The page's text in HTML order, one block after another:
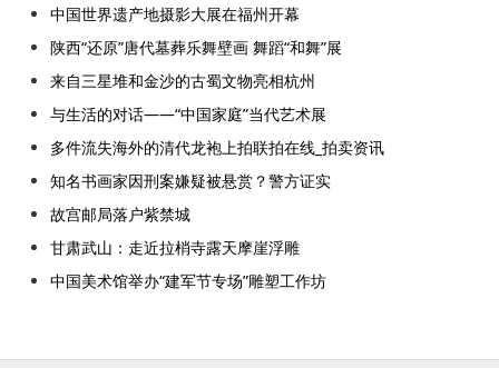
中国世界遗产地摄影大展在福州开幕
陕西“还原”唐代墓葬乐舞壁画 舞蹈“和舞”展
来自三星堆和金沙的古蜀文物亮相杭州
与生活的对话——“中国家庭”当代艺术展
多件流失海外的清代龙袍上拍联拍在线_拍卖资讯
知名书画家因刑案嫌疑被悬赏？警方证实
故宫邮局落户紫禁城
甘肃武山：走近拉梢寺露天摩崖浮雕
中国美术馆举办“建军节专场”雕塑工作坊